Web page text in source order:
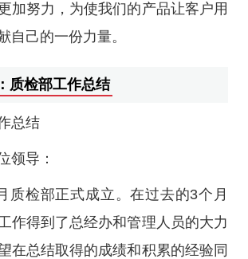
加努力，为使我们的产品让客户用
自己的一份力量。
质检部工作总结
总结
领导：
质检部正式成立。在过去的3个月
作得到了总经办和管理人员的大力
在总结取得的成绩和积累的经验同